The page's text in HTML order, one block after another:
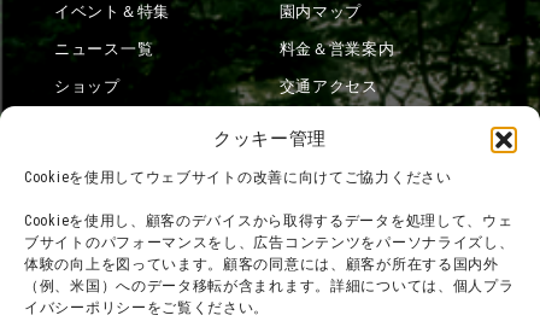
クッキー管理
Cookieを使用してウェブサイトの改善に向けてご協力ください
Cookieを使用し、顧客のデバイスから取得するデータを処理して、ウェ
ブサイトのパフォーマンスをし、広告コンテンツをパーソナライズし、
体験の向上を図っています。顧客の同意には、顧客が所在する国内外
（例、米国）へのデータ移転が含まれます。詳細については、個人プラ
イバシーポリシーをご覧ください。
イベント＆特集
ニュース一覧
ショップ
園内マップ
料金＆営業案内
交通アクセス
団体利用について メディア掲載実績